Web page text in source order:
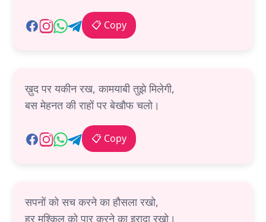
📋 Copy
ख़ुद पर यकीन रख, कामयाबी तुझे मिलेगी,
बस मेहनत की राहों पर बेखौफ चलो।
📋 Copy
सपनों को सच करने का हौसला रखो,
हर मुश्किल को पार करने का इरादा रखो।